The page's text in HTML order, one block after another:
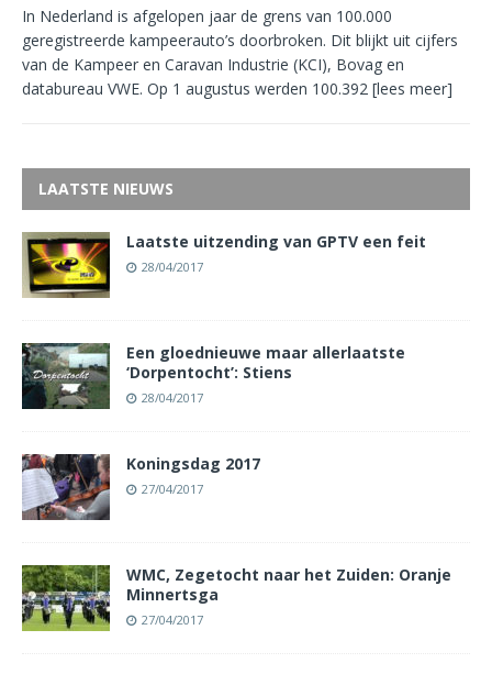
In Nederland is afgelopen jaar de grens van 100.000
geregistreerde kampeerauto’s doorbroken. Dit blijkt uit cijfers
van de Kampeer en Caravan Industrie (KCI), Bovag en
databureau VWE. Op 1 augustus werden 100.392 [lees meer]
LAATSTE NIEUWS
Laatste uitzending van GPTV een feit
28/04/2017
Een gloednieuwe maar allerlaatste
‘Dorpentocht’: Stiens
28/04/2017
Koningsdag 2017
27/04/2017
WMC, Zegetocht naar het Zuiden: Oranje
Minnertsga
27/04/2017